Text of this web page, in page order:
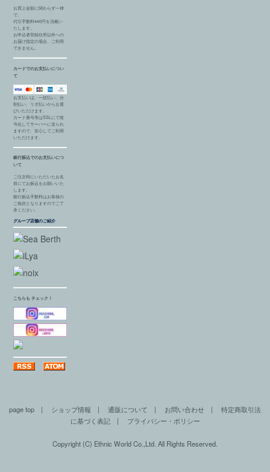
お買上金額に関わらず一律
で、
代引手数料440円を頂戴い
たします。
お申込者登録住所以外への
お届け指定の場合、ご利用
できません。
カードでのお支払いについ
て
お支払いは、一括払い、分
割払い、リボ払いからお選
びいただけます。
カード番号等はSSLにて暗
号化してサーバーに送られ
ますので、安心してご利用
いただけます。
銀行振込でのお支払いにつ
いて
ご注文時にいただいたお名
前にてお振込をお願いいた
します。
銀行振込手数料はお客様の
ご負担となりますのでご了
承ください。
グループ店舗のご紹介
こちらも チェック！
page top | ショップ情報 | 通販について | お問い合わせ | 特定商取引法
に基づく表記| プライバシー・ポリシー
Copyright (C) Ethnic World Co.,Ltd. All Rights Reserved.